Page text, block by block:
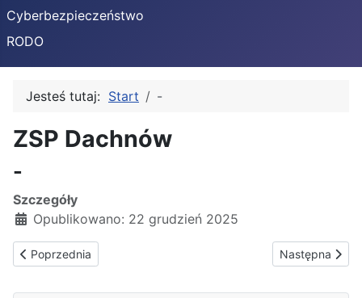
Cyberbezpieczeństwo
RODO
Jesteś tutaj: Start -
ZSP Dachnów
-
Szczegóły
Opublikowano: 22 grudzień 2025
Poprzednia strona: Wyniki konkursu na Najładniejszą Kartkę
Poprzednia Następna
Następna